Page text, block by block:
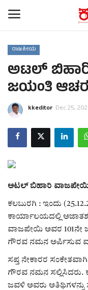
Home
Subscription
Contact
ರಾಷ್ಟ್ರೀಯ ಸುದ್ದಿ
ಕಲೆ - ಸಾಹಿತ್ಯ
ಕ್ರೈಂ ಸ್ಟೋರಿ
ಸುದ್ದಿ
ರಾಜಕೀಯ
ಅಟಲ್ ಬಿಹಾರಿ
ಜಯಂತಿ
kkeditor Dec 25,
ಅಟಲ್ ಬಿಹಾರಿ ವಾಜಪೇಯಿ
ಕಲಬುರಗಿ : ಇಂದು
ಕಾರ್ಯಾಲಯದಲ್ಲಿ
ವಾಜಪೇಯಿ ಅವರ 101ನೇ
ಗೌರವ ನಮನ ಅರ್ಪಿಸುವ
ಸಪ್ತ ನೇಕಾರರ
ಗೌರವ ನಮನ ಸಲ್ಲಿಸಿದರು.
ಜವಳಿ ಅವರು ಅತಿಥಿಗಳನ್ನು